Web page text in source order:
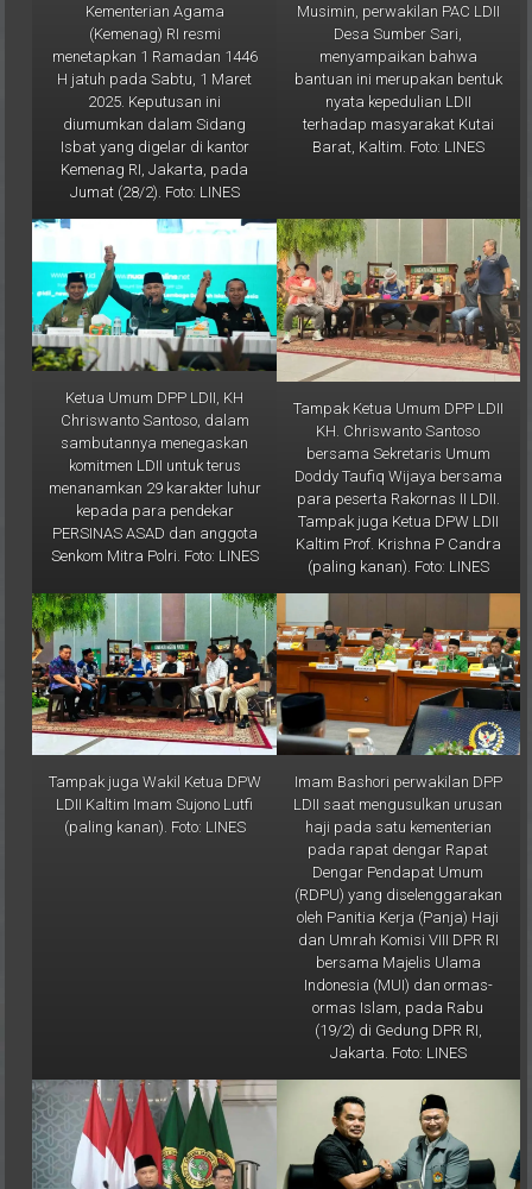
Kementerian Agama
(Kemenag) RI resmi
menetapkan 1 Ramadan 1446
H jatuh pada Sabtu, 1 Maret
2025. Keputusan ini
diumumkan dalam Sidang
Isbat yang digelar di kantor
Kemenag RI, Jakarta, pada
Jumat (28/2). Foto: LINES
Musimin, perwakilan PAC LDII
Desa Sumber Sari,
menyampaikan bahwa
bantuan ini merupakan bentuk
nyata kepedulian LDII
terhadap masyarakat Kutai
Barat, Kaltim. Foto: LINES
Ketua Umum DPP LDII, KH
Chriswanto Santoso, dalam
sambutannya menegaskan
komitmen LDII untuk terus
menanamkan 29 karakter luhur
kepada para pendekar
PERSINAS ASAD dan anggota
Senkom Mitra Polri. Foto: LINES
Tampak Ketua Umum DPP LDII
KH. Chriswanto Santoso
bersama Sekretaris Umum
Doddy Taufiq Wijaya bersama
para peserta Rakornas II LDII.
Tampak juga Ketua DPW LDII
Kaltim Prof. Krishna P Candra
(paling kanan). Foto: LINES
Tampak juga Wakil Ketua DPW
LDII Kaltim Imam Sujono Lutfi
(paling kanan). Foto: LINES
Imam Bashori perwakilan DPP
LDII saat mengusulkan urusan
haji pada satu kementerian
pada rapat dengar Rapat
Dengar Pendapat Umum
(RDPU) yang diselenggarakan
oleh Panitia Kerja (Panja) Haji
dan Umrah Komisi VIII DPR RI
bersama Majelis Ulama
Indonesia (MUI) dan ormas-
ormas Islam, pada Rabu
(19/2) di Gedung DPR RI,
Jakarta. Foto: LINES